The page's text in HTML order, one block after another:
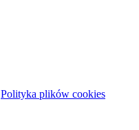
Polityka plików cookies